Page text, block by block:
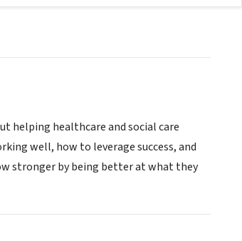
helping healthcare and social care
well, how to leverage success, and
stronger by being better at what they